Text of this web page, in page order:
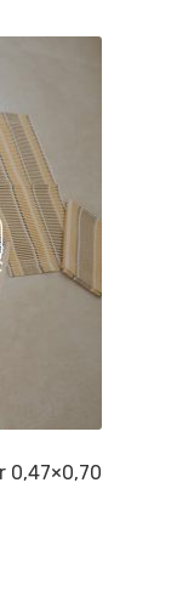
0,47×0,70